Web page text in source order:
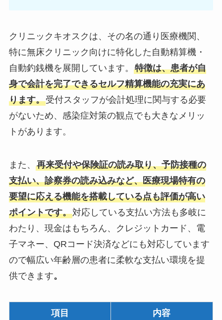
クリニックキオスクは、その名の通り医療機関、
特に無床クリニック向けに特化した自動精算機・
自動釣銭機を展開しています。 特徴は、患者が自
身で会計を完了できるセルフ精算機能の充実にあ
ります。受付スタッフが会計処理に関与する必要
がないため、感染症対策の観点でも大きなメリッ
トがあります。
また、 再来受付や保険証の読み取り、予防接種の
支払い、診察券の読み込みなど、医療現場特有の
要望に応える機能を搭載している点も評価が高い
ポイントです。対応している支払い方法も多岐に
わたり、現金はもちろん、クレジットカード、電
子マネー、QRコード決済などにも対応しています
ので幅広い年齢層の患者に柔軟な支払い環境を提
供できます。
項目 内容